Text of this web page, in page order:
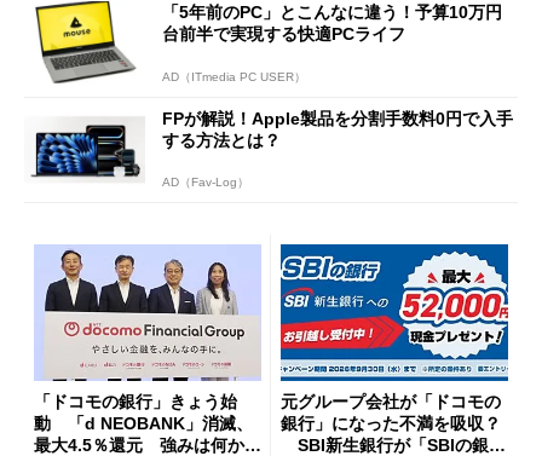
「5年前のPC」とこんなに違う！予算10万円
台前半で実現する快適PCライフ
AD（ITmedia PC USER）
FPが解説！Apple製品を分割手数料0円で入手
する方法とは？
AD（Fav-Log）
「ドコモの銀行」きょう始
動 「d NEOBANK」消滅、
最大4.5％還元 強みは何か解
元グループ会社が「ドコモの
銀行」になった不満を吸収？
SBI新生銀行が「SBIの銀